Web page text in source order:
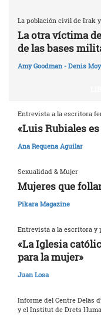
La población civil de Irak
La otra víctima
de las bases
Amy Goodman - Denis
Entrevista a la escritora
«Luis Rubiales
Ana Requena Aguilar
Sexualidad & Mujer
Mujeres que
Pikara Magazine
Entrevista a la escritora
«La Iglesia
para la mujer»
Juan Losa
Informe del Centre Delàs
y el Institut de Drets